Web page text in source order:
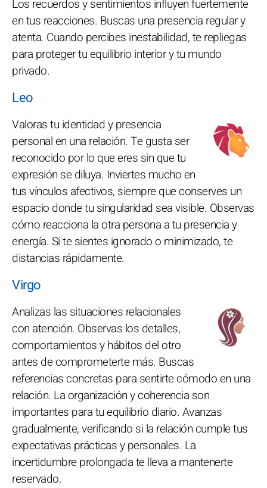
Los recuerdos y sentimientos influyen fuertemente
en tus reacciones. Buscas una presencia regular y
atenta. Cuando percibes inestabilidad, te repliegas
para proteger tu equilibrio interior y tu mundo
privado.
Leo
Valoras tu identidad y presencia
personal en una relación. Te gusta ser
reconocido por lo que eres sin que tu
expresión se diluya. Inviertes mucho en
tus vínculos afectivos, siempre que conserves un
espacio donde tu singularidad sea visible. Observas
cómo reacciona la otra persona a tu presencia y
energía. Si te sientes ignorado o minimizado, te
distancias rápidamente.
Virgo
Analizas las situaciones relacionales
con atención. Observas los detalles,
comportamientos y hábitos del otro
antes de comprometerte más. Buscas
referencias concretas para sentirte cómodo en una
relación. La organización y coherencia son
importantes para tu equilibrio diario. Avanzas
gradualmente, verificando si la relación cumple tus
expectativas prácticas y personales. La
incertidumbre prolongada te lleva a mantenerte
reservado.